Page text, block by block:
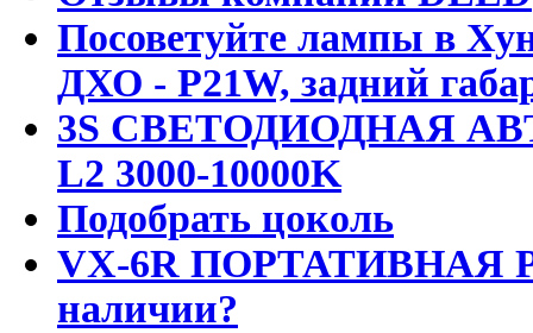
Посоветуйте лампы в
ДХО - P21W, задний
3S СВЕТОДИОДНАЯ
L2 3000-10000K
Подобрать цоколь
VX-6R ПОРТАТИВНАЯ
наличии?